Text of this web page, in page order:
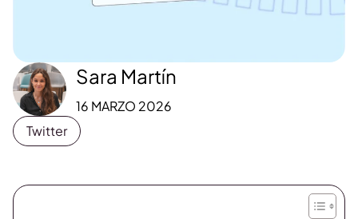
Sara Martín
16 MARZO 2026
Twitter